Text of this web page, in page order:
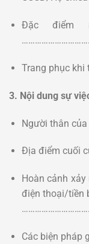
Đặc điểm
Trang phục
3. Nội dung sự
Người thân
Địa điểm cuối
Hoàn cảnh
điện thoại/
Các biện